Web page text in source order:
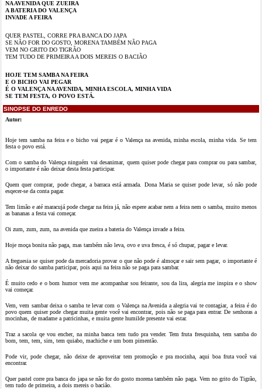
NA AVENIDA QUE ZUEIRA
A BATERIA DO VALENÇA
INVADE A FEIRA
QUER PASTEL, CORRE PRA BANCA DO JAPA
SE NÃO FOR DO GOSTO, MORENA TAMBÉM NÃO PAGA
VEM NO GRITO DO TIGRÃO
TEM TUDO DE PRIMEIRA A DOIS MEREIS O BACIÃO
HOJE TEM SAMBA NA FEIRA
E O BICHO VAI PEGAR
É O VALENÇA NA AVENIDA, MINHA ESCOLA, MINHA VIDA
SE TEM FESTA, O POVO ESTÁ.
SINOPSE DO ENREDO
Autor:
Hoje tem samba na feira e o bicho vai pegar é o Valença na avenida, minha escola, minha vida. Se tem
festa o povo está.
Com o samba do Valença ninguém vai desanimar, quem quiser pode chegar para comprar ou para sambar,
o importante é não deixar desta festa participar.
Quem quer comprar, pode chegar, a barraca está armada. Dona Maria se quiser pode levar, só não pode
esqecer-se da conta pagar.
Tem limão e até maracujá pode chegar na feira já, não espere acabar nem a feira nem o samba, muito menos
as bananas a festa vai começar.
Oi zum, zum, zum, na avenida que zueira a bateria do Valença invade a feira.
Hoje moça bonita não paga, mas também não leva, ovo e uva fresca, é só chupar, pagar e levar.
A freguesia se quiser pode da mercadoria provar o que não pode é almoçar e sair sem pagar, o importante é
não deixar do samba participar, pois aqui na feira não se paga para sambar.
É muito cedo e o bom humor vem me acompanhar sou feirante, sou da lira, alegria me inspira e o show
vai começar.
Vem, vem sambar deixa o samba te levar com o Valença na Avenida a alegria vai te contagiar, a feira é do
povo quem quiser pode chegar muita gente você vai encontrar, pois não se paga para entrar. De senhoras a
mocinhas, de madame a patricinhas, e muita gente humilde presente vai estar.
Traz a sacola qe vou encher, na minha banca tem tudo pra vender. Tem fruta fresquinha, tem samba do
bom, tem, tem, sim, tem quiabo, machiche e um bom pimentão.
Pode vir, pode chegar, não deixe de aproveitar tem promoção e pra mocinha, aqui boa fruta você vai
encontrar.
Quer pastel corre pra banca do japa se não for do gosto morena também não paga. Vem no grito do Tigrão,
tem tudo de primeira, a dois mereis o bacião.